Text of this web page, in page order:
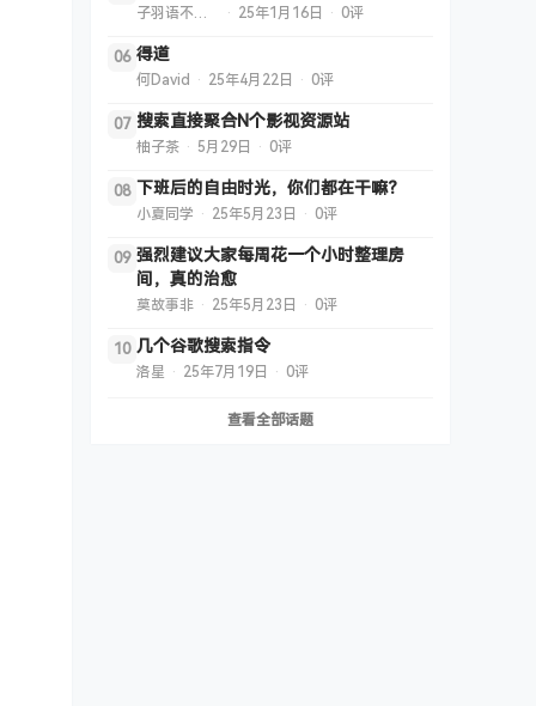
子羽语不渝（减肥版） · 25年1月16日 · 0评
06 得道
何David · 25年4月22日 · 0评
07 搜索直接聚合N个影视资源站
柚子茶 · 5月29日 · 0评
08 下班后的自由时光，你们都在干嘛？
小夏同学 · 25年5月23日 · 0评
09 强烈建议大家每周花一个小时整理房
间，真的治愈
莫故事非 · 25年5月23日 · 0评
10 几个谷歌搜索指令
洛星 · 25年7月19日 · 0评
查看全部话题